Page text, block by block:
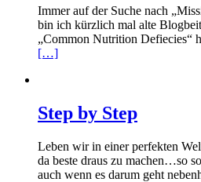
Immer auf der Suche nach
bin ich kürzlich mal alte
„Common Nutrition Defiecies“
[…]
Step by Step
Leben wir in einer perfekten
da beste draus zu machen…so
auch wenn es darum geht